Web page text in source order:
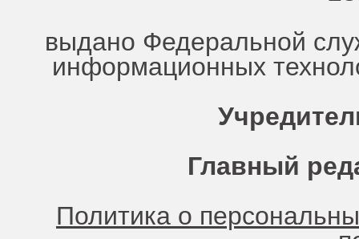
выдано Федеральной
информационных
Главный
Политика о